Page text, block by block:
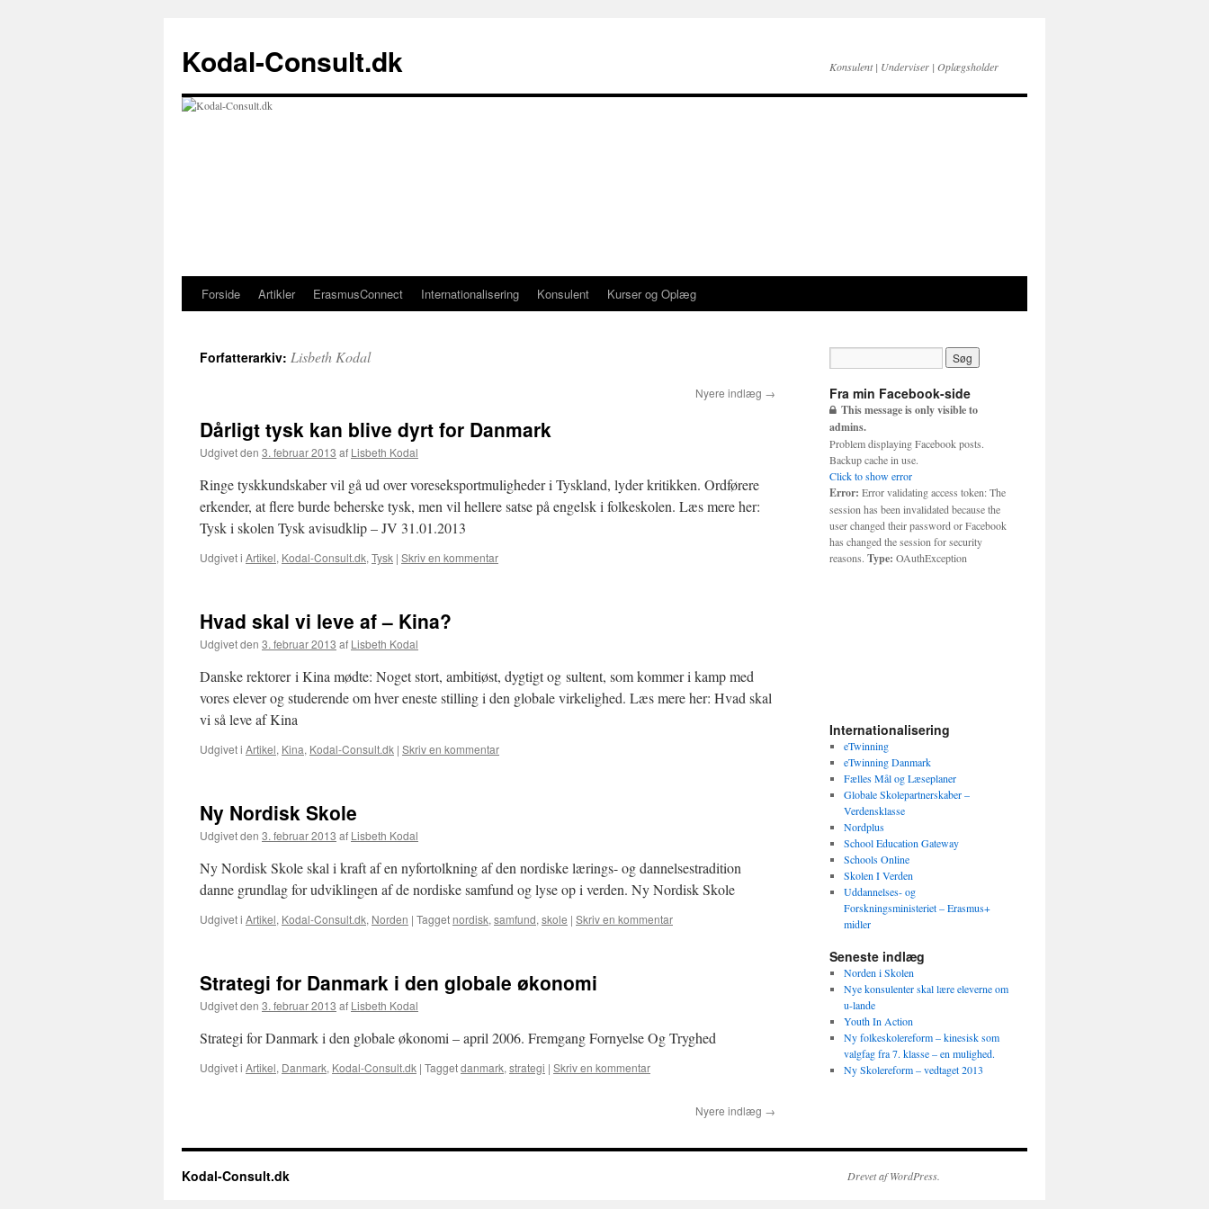
Kodal-Consult.dk Konsulent | Underviser | Oplægsholder
Hop
indhold
Forside Artikler ErasmusConnect Internationalisering Konsulent Kurser og Oplæg
Forfatterarkiv: Lisbeth Kodal
Nyere indlæg →
Dårligt tysk kan blive dyrt for Danmark
Udgivet den 3. februar 2013 af Lisbeth Kodal
Ringe tyskkundskaber vil gå ud over voreseksportmuligheder i Tyskland, lyder kritikken. Ordførere
erkender, at flere burde beherske tysk, men vil hellere satse på engelsk i folkeskolen. Læs mere her:
Tysk i skolen Tysk avisudklip – JV 31.01.2013
Udgivet i Artikel, Kodal-Consult.dk, Tysk | Skriv en kommentar
Hvad skal vi leve af – Kina?
Udgivet den 3. februar 2013 af Lisbeth Kodal
Danske rektorer i Kina mødte: Noget stort, ambitiøst, dygtigt og sultent, som kommer i kamp med
vores elever og studerende om hver eneste stilling i den globale virkelighed. Læs mere her: Hvad skal
vi så leve af Kina
Udgivet i Artikel, Kina, Kodal-Consult.dk | Skriv en kommentar
Ny Nordisk Skole
Udgivet den 3. februar 2013 af Lisbeth Kodal
Ny Nordisk Skole skal i kraft af en nyfortolkning af den nordiske lærings- og dannelsestradition
danne grundlag for udviklingen af de nordiske samfund og lyse op i verden. Ny Nordisk Skole
Udgivet i Artikel, Kodal-Consult.dk, Norden | Tagget nordisk, samfund, skole | Skriv en kommentar
Strategi for Danmark i den globale økonomi
Udgivet den 3. februar 2013 af Lisbeth Kodal
Strategi for Danmark i den globale økonomi – april 2006. Fremgang Fornyelse Og Tryghed
Udgivet i Artikel, Danmark, Kodal-Consult.dk | Taggetdanmark, strategi | Skriv en kommentar
Nyere indlæg →
Fra min Facebook-side
This message is only visible to
admins.
Problem displaying Facebook posts.
Backup cache in use.
Click to show error
Error: Error validating access token: The
session has been invalidated because the
user changed their password or Facebook
has changed the session for security
reasons. Type: OAuthException
Internationalisering
eTwinning
eTwinning Danmark
Fælles Mål og Læseplaner
Globale Skolepartnerskaber –
Verdensklasse
Nordplus
School Education Gateway
Schools Online
Skolen I Verden
Uddannelses- og
Forskningsministeriet – Erasmus+
midler
Seneste indlæg
Norden i Skolen
Nye konsulenter skal lære eleverne om
u-lande
Youth In Action
Ny folkeskolereform – kinesisk som
valgfag fra 7. klasse – en mulighed.
Ny Skolereform – vedtaget 2013
Kodal-Consult.dk Drevet af WordPress.